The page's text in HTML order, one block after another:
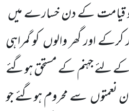
قیامت کے دن خسارے میں
کرکے اور گھر والوں کو گمراہی
کے لئے جہنم کے مستحق ہوگئے
نعمتوں سے محروم ہوگئے جو